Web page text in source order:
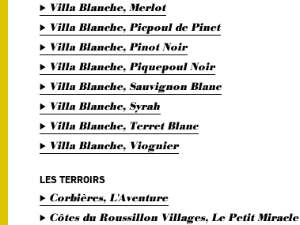
Villa Blanche, Merlot
Villa Blanche, Picpoul de Pinet
Villa Blanche, Pinot Noir
Villa Blanche, Piquepoul Noir
Villa Blanche, Sauvignon Blanc
Villa Blanche, Syrah
Villa Blanche, Terret Blanc
Villa Blanche, Viognier
LES TERROIRS
Corbières, L'Aventure
Côtes du Roussillon Villages, Le Petit Miracle